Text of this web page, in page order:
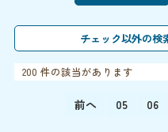
200 件の該当があります
前へ 05 06